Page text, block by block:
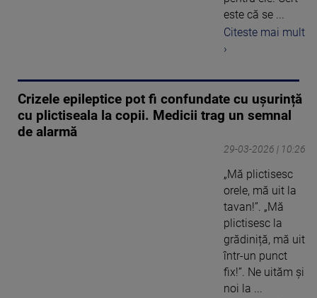
este că se ...
Citeste mai mult
›
Crizele epileptice pot fi confundate cu ușurință
cu plictiseala la copii. Medicii trag un semnal
de alarmă
29-03-2026 | 10:26
„Mă plictisesc
orele, mă uit la
tavan!”. „Mă
plictisesc la
grădiniță, mă uit
într-un punct
fix!”. Ne uităm și
noi la ...